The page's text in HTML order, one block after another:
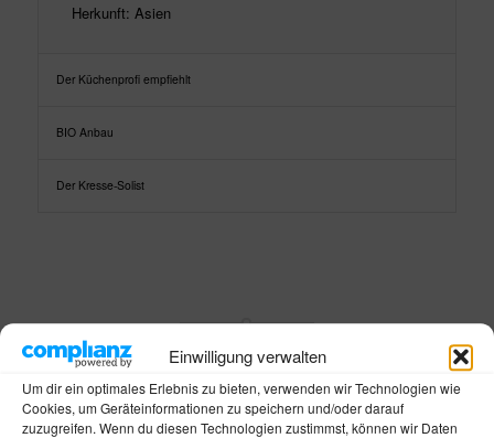
Einwilligung verwalten
Um dir ein optimales Erlebnis zu bieten, verwenden wir Technologien wie
Cookies, um Geräteinformationen zu speichern und/oder darauf
zuzugreifen. Wenn du diesen Technologien zustimmst, können wir Daten
Herkunft: Asien
Der Küchenprofi empfiehlt
BIO Anbau
Der Kresse-Solist
Besonders lecker zu diesen